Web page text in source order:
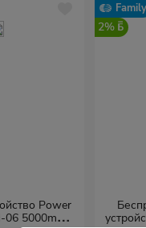
Power
06 5000mAh
Family
2%